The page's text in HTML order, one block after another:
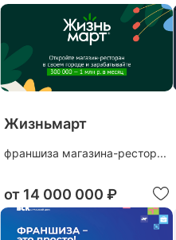
Жизньмарт
франшиза магазина-рестор...
от 14 000 000 ₽